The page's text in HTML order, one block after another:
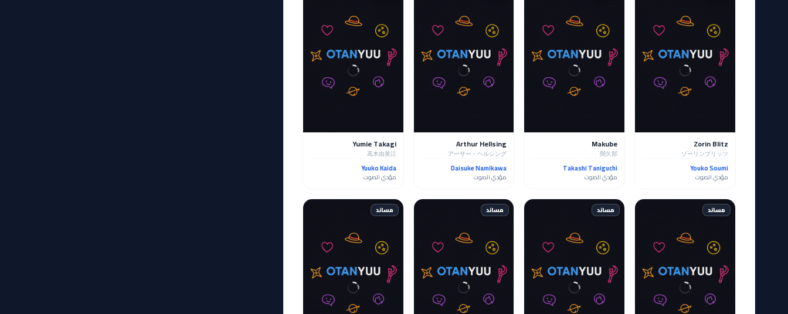
Zorin Blitz
ゾーリンブリッツ
Youko Soumi
مؤدي الصوت
Makube
間久部
Takashi Taniguchi
مؤدي الصوت
Arthur Hellsing
アーサー・ヘルシング
Daisuke Namikawa
مؤدي الصوت
Yumie Takagi
高木由美江
Yuuko Kaida
مؤدي الصوت
مساند مساند مساند مساند